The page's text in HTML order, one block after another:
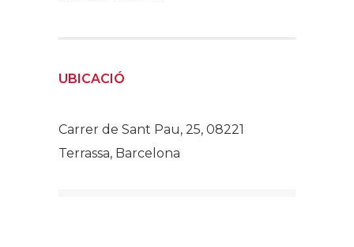
UBICACIÓ
Carrer de Sant Pau, 25, 08221
Terrassa, Barcelona